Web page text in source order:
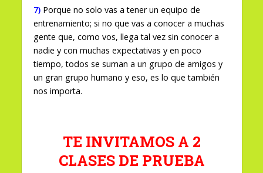
7)Porque no solo vas a tener un equipo de
entrenamiento; si no que vas a conocer a muchas
gente que, como vos, llega tal vez sin conocer a
nadie y con muchas expectativas y en poco
tiempo, todos se suman a un grupo de amigos y
un gran grupo humano y eso, es lo que también
nos importa.
TE INVITAMOS A 2
CLASES DE PRUEBA